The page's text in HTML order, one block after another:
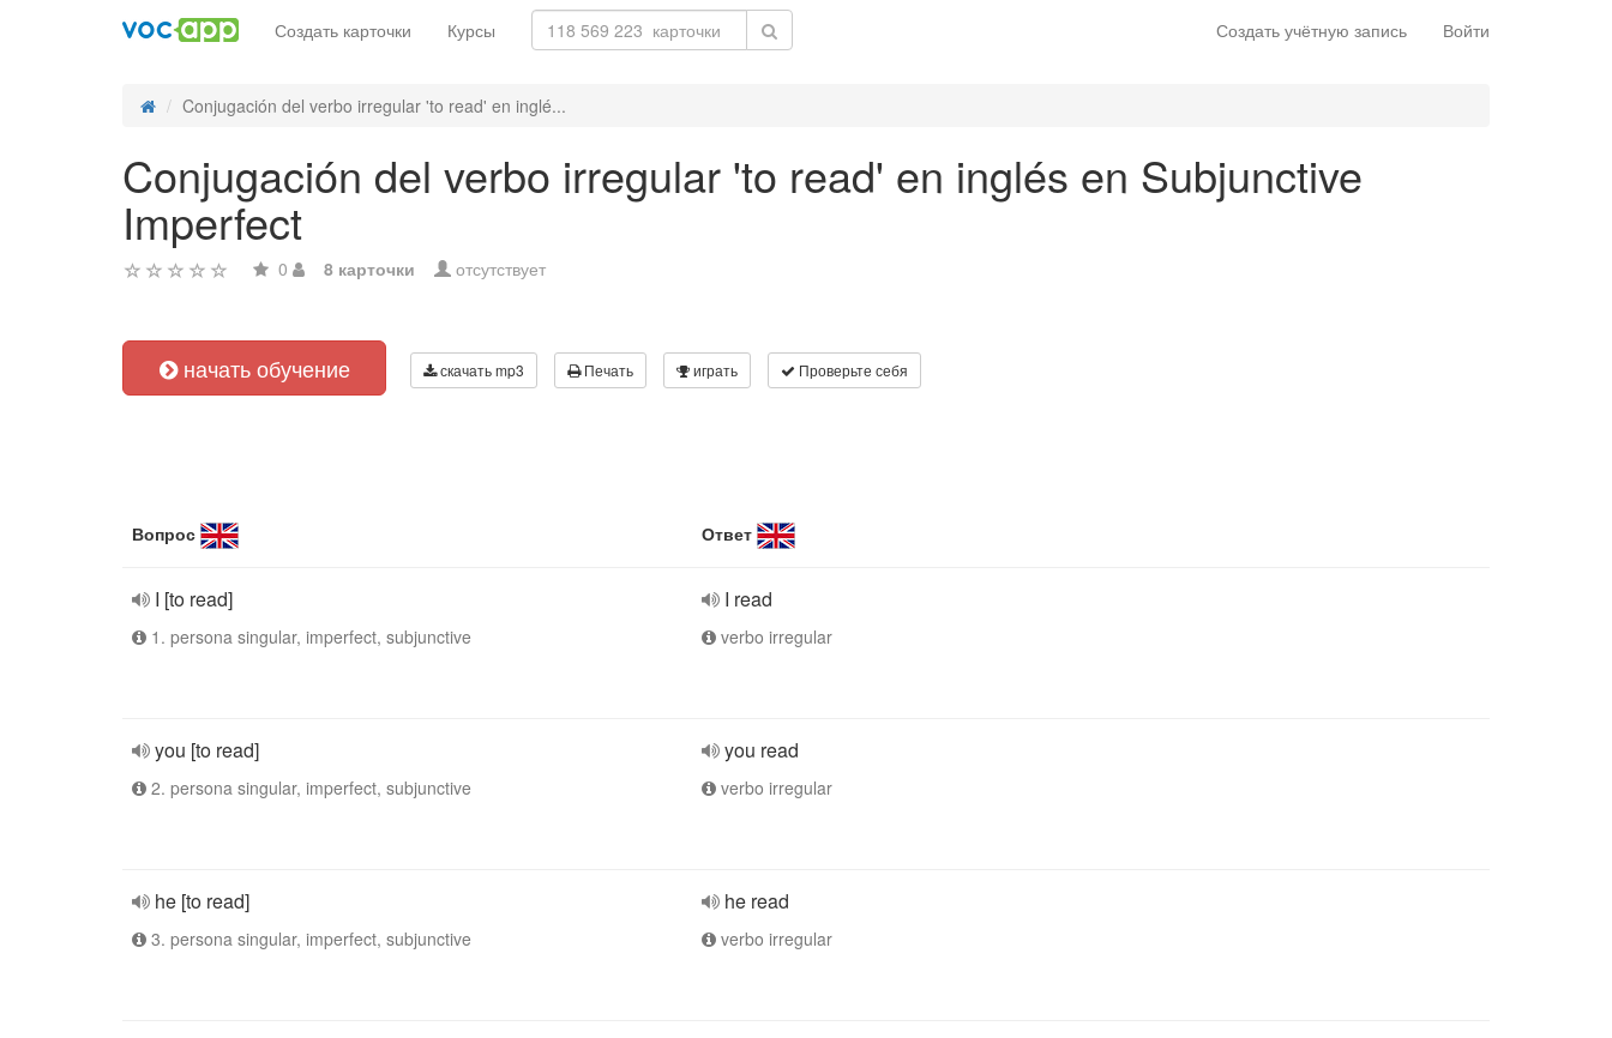
Создать учётную запись Войти
Создать карточки Курсы
Conjugación del verbo irregular 'to read' en inglé...
Conjugación del verbo irregular 'to read' en inglés en Subjunctive
Imperfect
0 8 карточки отсутствует
начать обучение скачать mp3 Печать играть Проверьте себя
Вопрос Ответ
I [to read]
1. persona singular, imperfect, subjunctive
I read
verbo irregular
you [to read]
2. persona singular, imperfect, subjunctive
you read
verbo irregular
he [to read]
3. persona singular, imperfect, subjunctive
he read
verbo irregular